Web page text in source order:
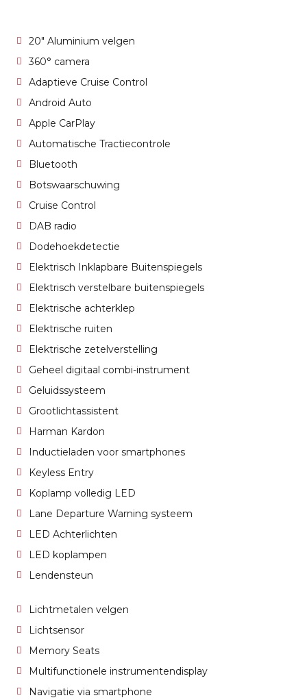
20" Aluminium velgen
360° camera
Adaptieve Cruise Control
Android Auto
Apple CarPlay
Automatische Tractiecontrole
Bluetooth
Botswaarschuwing
Cruise Control
DAB radio
Dodehoekdetectie
Elektrisch Inklapbare Buitenspiegels
Elektrisch verstelbare buitenspiegels
Elektrische achterklep
Elektrische ruiten
Elektrische zetelverstelling
Geheel digitaal combi-instrument
Geluidssysteem
Grootlichtassistent
Harman Kardon
Inductieladen voor smartphones
Keyless Entry
Koplamp volledig LED
Lane Departure Warning systeem
LED Achterlichten
LED koplampen
Lendensteun
Lichtmetalen velgen
Lichtsensor
Memory Seats
Multifunctionele instrumentendisplay
Navigatie via smartphone